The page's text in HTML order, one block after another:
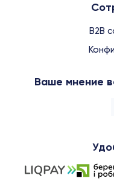
B2B
Ваше мнение